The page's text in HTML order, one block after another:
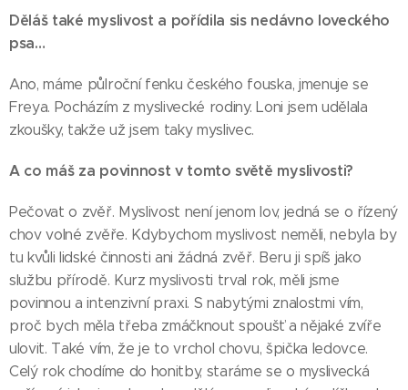
Děláš také myslivost a pořídila sis nedávno loveckého
psa…
Ano, máme půlroční fenku českého fouska, jmenuje se
Freya. Pocházím z myslivecké rodiny. Loni jsem udělala
zkoušky, takže už jsem taky myslivec.
A co máš za povinnost v tomto světě myslivosti?
Pečovat o zvěř. Myslivost není jenom lov, jedná se o řízený
chov volné zvěře. Kdybychom myslivost neměli, nebyla by
tu kvůli lidské činnosti ani žádná zvěř. Beru ji spíš jako
službu přírodě. Kurz myslivosti trval rok, měli jsme
povinnou a intenzivní praxi. S nabytými znalostmi vím,
proč bych měla třeba zmáčknout spoušť a nějaké zvíře
ulovit. Také vím, že je to vrchol chovu, špička ledovce.
Celý rok chodíme do honitby, staráme se o myslivecká